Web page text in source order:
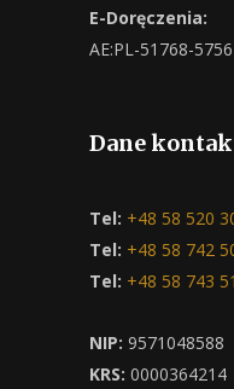
E-Doręczenia:
AE:PL-51768-
Dane
Tel: +48 58 520
Tel: +48 58 742
Tel: +48 58 743
NIP: 9571048588
KRS: 0000364214